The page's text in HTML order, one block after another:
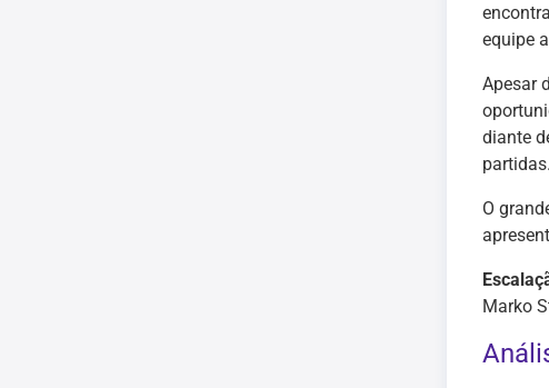
equipe
Apesar
diante
partidas.
O
Marko